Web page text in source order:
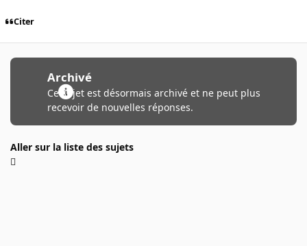
Citer
Archivé
Ce sujet est désormais archivé et ne peut plus
recevoir de nouvelles réponses.
Aller sur la liste des sujets